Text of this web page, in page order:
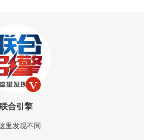
联合引擎
里发现不同